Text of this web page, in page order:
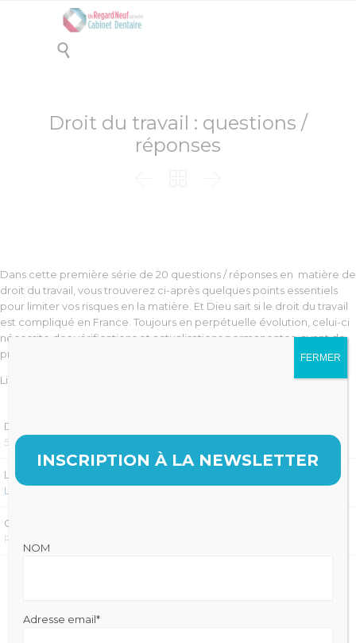

Droit du travail : questions /
réponses
Dans cette première série de 20 questions / réponses en matière de
droit du travail, vous trouverez ci-après quelques points essentiels
pour limiter vos risques en la matière. Et Dieu sait si le droit du travail
est compliqué en France. Toujours en perpétuelle évolution, celui-ci
nécessite des vérifications et actualisations permanentes, avant de
prendre toute décision.
Lire la suite de l’article –
DATE
5 MAI 2025
LIRE LA SUITE SUR :
LE FIL DENTAIRE
CATÉGORIE
REVUE DE PRESSE
INSCRIPTION À LA NEWSLETTER
NOM
Adresse email*
FERMER